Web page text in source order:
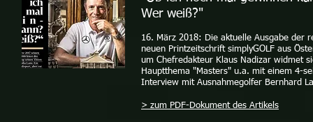
Wer weiß?"
16. März 2018: Die aktuelle Ausgabe der
neuen Printzeitschrift simplyGOLF aus
um Chefredakteur Klaus Nadizar widmet
Hauptthema "Masters" u.a. mit einem 4-
Interview mit Ausnahmegolfer Bernhard
> zum PDF-Dokument des Artikels